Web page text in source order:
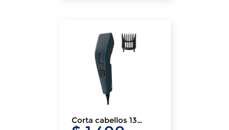
Corta cabellos 13
posiciones Philips